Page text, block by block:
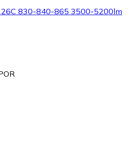
830-840-865 3500-5200lm